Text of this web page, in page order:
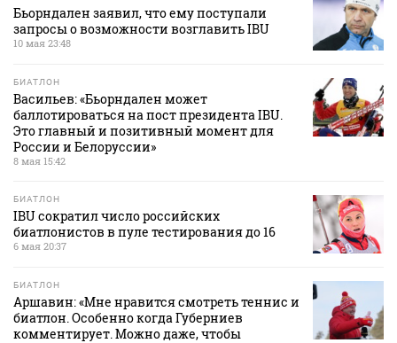
Бьорндален заявил, что ему поступали
запросы о возможности возглавить IBU
10 мая 23:48
БИАТЛОН
Васильев: «Бьорндален может
баллотироваться на пост президента IBU.
Это главный и позитивный момент для
России и Белоруссии»
8 мая 15:42
БИАТЛОН
IBU сократил число российских
биатлонистов в пуле тестирования до 16
6 мая 20:37
БИАТЛОН
Аршавин: «Мне нравится смотреть теннис и
биатлон. Особенно когда Губерниев
комментирует. Можно даже, чтобы